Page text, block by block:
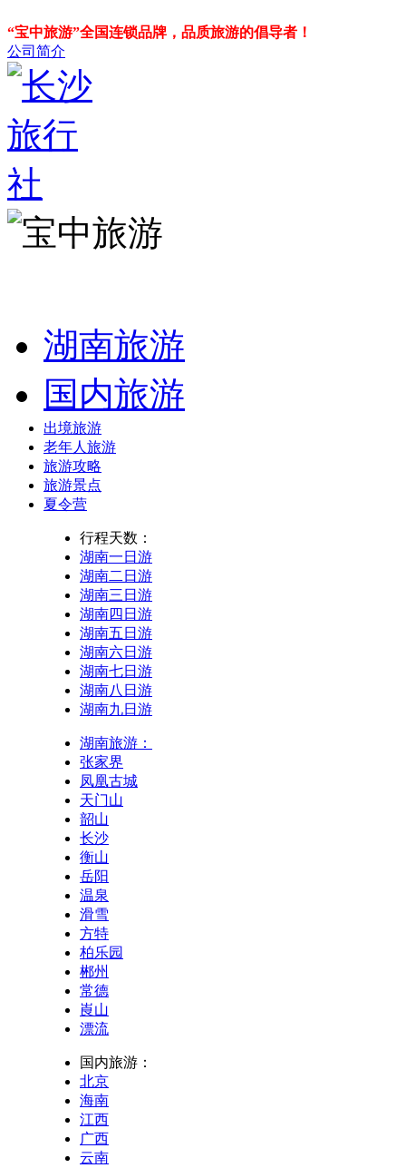
“宝中旅游”全国连锁品牌，品质旅游的倡导者！
公司简介
湖南旅游
国内旅游
出境旅游
老年人旅游
旅游攻略
旅游景点
夏令营
行程天数：
湖南一日游
湖南二日游
湖南三日游
湖南四日游
湖南五日游
湖南六日游
湖南七日游
湖南八日游
湖南九日游
湖南旅游：
张家界
凤凰古城
天门山
韶山
长沙
衡山
岳阳
温泉
滑雪
方特
柏乐园
郴州
常德
崀山
漂流
国内旅游：
北京
海南
江西
广西
云南